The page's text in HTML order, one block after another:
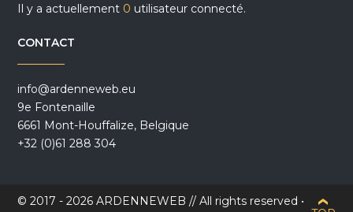
Il y a actuellement 0 utilisateur connecté.
CONTACT
info@ardenneweb.eu
9e Fontenaille
6661 Mont-Houffalize, Belgique
+32 (0)61 288 304
© 2017 - 2026 ARDENNEWEB // All rights reserved •